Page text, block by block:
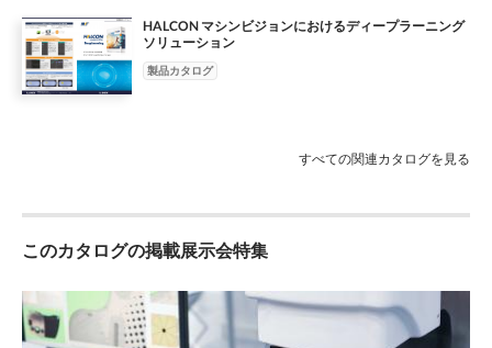
HALCON マシンビジョンにおけるディープラーニング
ソリューション
製品カタログ
すべての関連カタログを見る
このカタログの掲載展示会特集